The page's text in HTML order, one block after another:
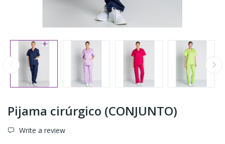
Pijama cirúrgico (CONJUNTO)
Write a review